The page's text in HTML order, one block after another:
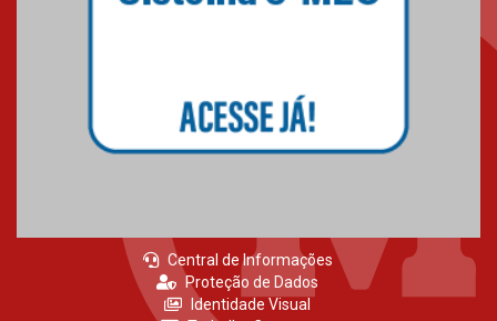
Central de Informações
Proteção de Dados
Identidade Visual